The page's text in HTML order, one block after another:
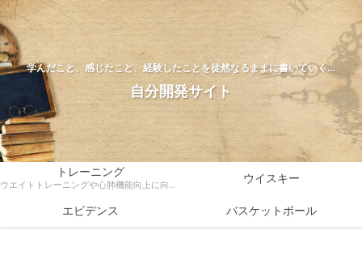
学んだこと、感じたこと、経験したことを徒然なるままに書いていく…
自分開発サイト
トレーニング
ウエイトトレーニングや心肺機能向上に向けたトレーニング方法、ダイエットなどトレーニングに関する様々な情報を科学的根拠をもとに解説 ウイスキー
エビデンス バスケットボール